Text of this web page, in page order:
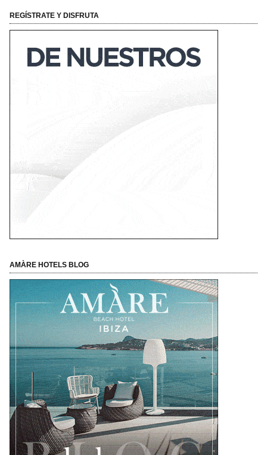
REGÍSTRATE Y DISFRUTA
AMÀRE HOTELS BLOG